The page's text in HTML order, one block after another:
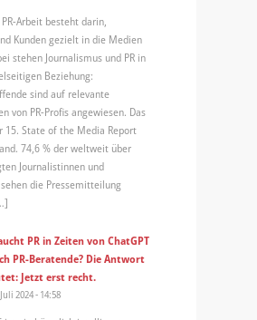
Arbeit besteht darin,
Kunden gezielt in die Medien
stehen Journalismus und PR in
Beziehung:
sind auf relevante
von PR-Profis angewiesen. Das
15. State of the Media Report
74,6 % der weltweit über
Journalistinnen und
die Pressemitteilung
PR in Zeiten von ChatGPT
PR-Beratende? Die Antwort
Jetzt erst recht.
2024 - 14:58